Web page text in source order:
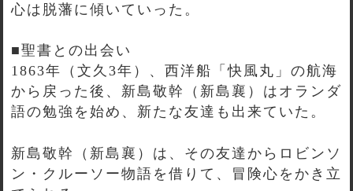
心は脱藩に傾いていった。
■聖書との出会い
1863年（文久3年）、西洋船「快風丸」の航海
から戻った後、新島敬幹（新島襄）はオランダ
語の勉強を始め、新たな友達も出来ていた。
新島敬幹（新島襄）は、その友達からロビンソ
ン・クルーソー物語を借りて、冒険心をかき立